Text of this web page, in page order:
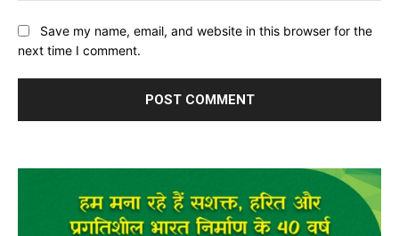
Save my name, email, and website in this browser for the
next time I comment.